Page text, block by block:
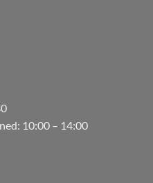
10:00 – 14:00